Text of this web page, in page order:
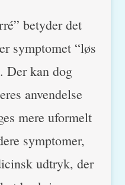
betyder det
symptomet “løs
Der kan dog
anvendelse
mere uformelt
symptomer,
udtryk, der